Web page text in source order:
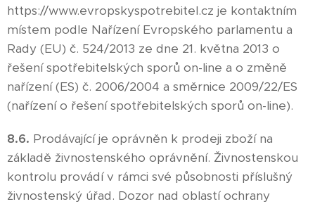
https://www.evropskyspotrebitel.cz je kontaktním
místem podle Nařízení Evropského parlamentu a
Rady (EU) č. 524/2013 ze dne 21. května 2013 o
řešení spotřebitelských sporů on-line a o změně
nařízení (ES) č. 2006/2004 a směrnice 2009/22/ES
(nařízení o řešení spotřebitelských sporů on-line).
8.6. Prodávající je oprávněn k prodeji zboží na
základě živnostenského oprávnění. Živnostenskou
kontrolu provádí v rámci své působnosti příslušný
živnostenský úřad. Dozor nad oblastí ochrany